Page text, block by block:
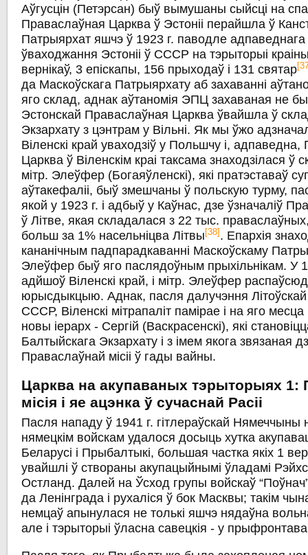
Аўгусцін (Петэрсан) быў вымушаны сыйсці на
Праваслаўная Царква ў Эстоніі перайшла ў
Патрыярхат яшчэ ў 1923 г. паводле
ўваходжання Эстоніі ў СССР на тэрыторыі
вернікаў, 3 епіскапы, 156 прыходаў і 131 святар
да Маскоўскага Патрыярхату аб захаванні
яго склад, аднак аўтаномія ЭПЦ захаваная не
Эстонскай Праваслаўная Царква ўвайшла ў
Экзархату з цэнтрам у Вільні. Як мы ўжо
Віленскі край уваходзіў у Польшчу і,
Царква ў Віленскім краі таксама знаходзілася
мітр. Элеўфер (Богаяўленскі), які пратэставаў
аўтакефаліі, быў змешчаны ў польскую турму,
якой у 1923 г. і адбыў у Каўнас, дзе ўзначаліў
ў Літве, якая складалася з 22 тыс.
больш за 1% насельніцва Літвы [38] . Епархія
кананічным падпарадкаванні Маскоўскаму
Элеўфер быў яго паслядоўным прыхільнікам. У
адйшоў Віленскі край, і мітр. Элеўфер
юрысдыкцыю. Аднак, пасля далучэння Літоўскай
СССР, Віленскі мітрапаліт памірае і на яго
новы іерарх - Сергій (Васкрасенскі), які
Балтыйскага Экзархату і з імем якога звязаная
Праваслаўнай місіі ў гады вайны.
Царква на акупаваных тэрыторыях 1:
місія і яе ацэнка ў сучаснай Расіі
Пасля нападу ў 1941 г. гітлераўскай Нямеччыны
нямецкім войскам удалося досыць хутка
Беларусі і Прыбалтыкі, большая частка якіх 1
увайшлі ў створаны акупацыйнымі ўладамі
Остланд. Далей на Ўсход групы войскаў
да Ленінграда і рухаліся ў бок Масквы; такім
немцаў апынулася не толькі яшчэ нядаўна
але і тэрыторыі ўласна савецкія - у